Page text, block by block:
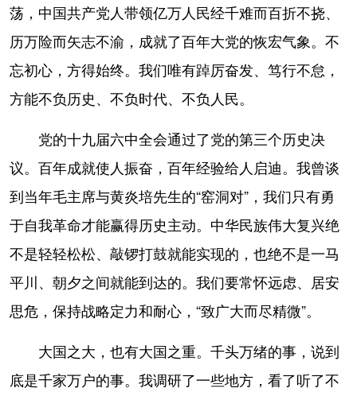
荡，中国共产党人带领亿万人民经千难而百折不挠、
历万险而矢志不渝，成就了百年大党的恢宏气象。不
忘初心，方得始终。我们唯有踔厉奋发、笃行不怠，
方能不负历史、不负时代、不负人民。
党的十九届六中全会通过了党的第三个历史决
议。百年成就使人振奋，百年经验给人启迪。我曾谈
到当年毛主席与黄炎培先生的“窑洞对”，我们只有勇
于自我革命才能赢得历史主动。中华民族伟大复兴绝
不是轻轻松松、敲锣打鼓就能实现的，也绝不是一马
平川、朝夕之间就能到达的。我们要常怀远虑、居安
思危，保持战略定力和耐心，“致广大而尽精微”。
大国之大，也有大国之重。千头万绪的事，说到
底是千家万户的事。我调研了一些地方，看了听了不